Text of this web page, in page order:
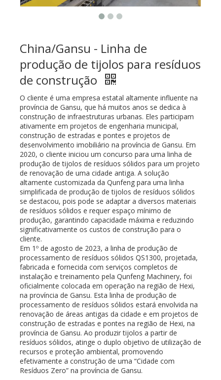
China/Gansu - Linha de
produção de tijolos para resíduos
de construção
O cliente é uma empresa estatal altamente influente na
província de Gansu, que há muitos anos se dedica à
construção de infraestruturas urbanas. Eles participam
ativamente em projetos de engenharia municipal,
construção de estradas e pontes e projetos de
desenvolvimento imobiliário na província de Gansu. Em
2020, o cliente iniciou um concurso para uma linha de
produção de tijolos de resíduos sólidos para um projeto
de renovação de uma cidade antiga. A solução
altamente customizada da Qunfeng para uma linha
simplificada de produção de tijolos de resíduos sólidos
se destacou, pois pode se adaptar a diversos materiais
de resíduos sólidos e requer espaço mínimo de
produção, garantindo capacidade máxima e reduzindo
significativamente os custos de construção para o
cliente.
Em 1º de agosto de 2023, a linha de produção de
processamento de resíduos sólidos QS1300, projetada,
fabricada e fornecida com serviços completos de
instalação e treinamento pela Qunfeng Machinery, foi
oficialmente colocada em operação na região de Hexi,
na província de Gansu. Esta linha de produção de
processamento de resíduos sólidos estará envolvida na
renovação de áreas antigas da cidade e em projetos de
construção de estradas e pontes na região de Hexi, na
província de Gansu. Ao produzir tijolos a partir de
resíduos sólidos, atinge o duplo objetivo de utilização de
recursos e proteção ambiental, promovendo
efetivamente a construção de uma “Cidade com
Resíduos Zero” na província de Gansu.